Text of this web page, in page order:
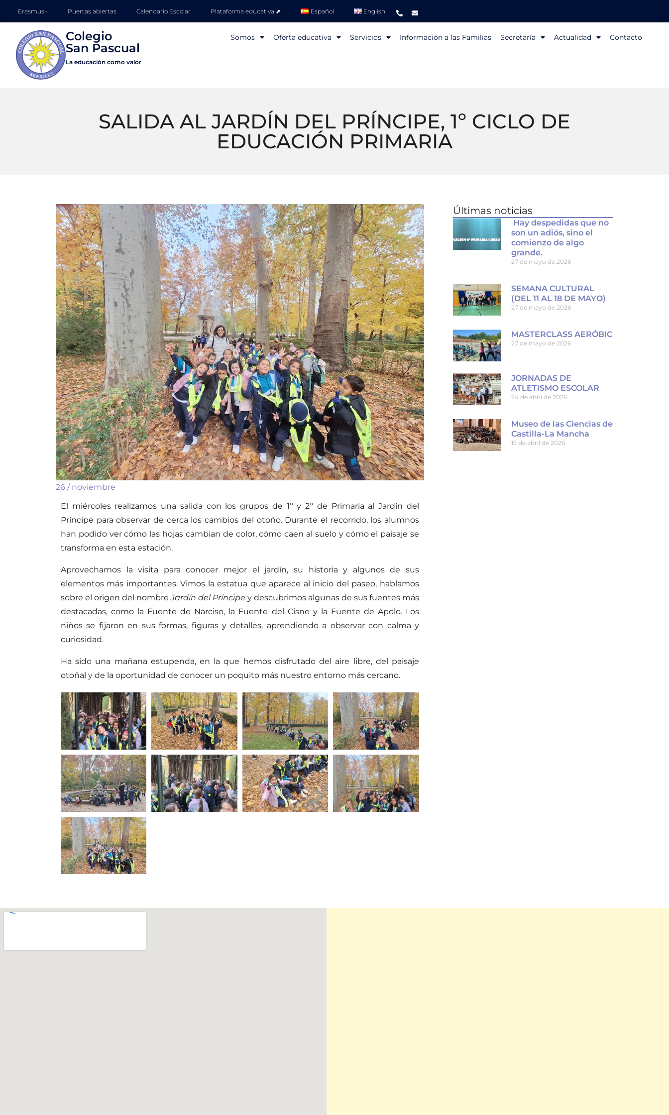
Erasmus+ Puertas abiertas Calendario Escolar Plataforma educativa ⬈ Español English
Colegio
La educación como valor
Somos Oferta educativa Servicios Información a las Familias Secretaría Actualidad Contacto
SALIDA AL JARDÍN DEL PRÍNCIPE, 1º CICLO DE
EDUCACIÓN PRIMARIA
26 / noviembre
El miércoles realizamos una salida con los grupos de 1º y 2º de Primaria al Jardín del
Príncipe para observar de cerca los cambios del otoño. Durante el recorrido, los alumnos
han podido ver cómo las hojas cambian de color, cómo caen al suelo y cómo el paisaje se
transforma en esta estación.
Aprovechamos la visita para conocer mejor el jardín, su historia y algunos de sus
elementos más importantes. Vimos la estatua que aparece al inicio del paseo, hablamos
sobre el origen del nombreJardín del Príncipe y descubrimos algunas de sus fuentes más
destacadas, como la Fuente de Narciso, la Fuente del Cisne y la Fuente de Apolo. Los
niños se fijaron en sus formas, figuras y detalles, aprendiendo a observar con calma y
curiosidad.
Ha sido una mañana estupenda, en la que hemos disfrutado del aire libre, del paisaje
otoñal y de la oportunidad de conocer un poquito más nuestro entorno más cercano.
Últimas noticias
Hay despedidas que no
son un adiós, sino el
comienzo de algo
grande.
27 de mayo de 2026
SEMANA CULTURAL
(DEL 11 AL 18 DE MAYO)
27 de mayo de 2026
MASTERCLASS AERÓBIC
27 de mayo de 2026
JORNADAS DE
ATLETISMO ESCOLAR
24 de abril de 2026
Museo de las Ciencias de
Castilla-La Mancha
15 de abril de 2026